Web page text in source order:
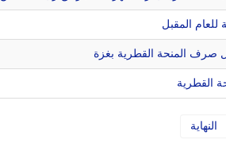
المقبل
صرف المنحة القطرية بغزة
القطرية
النهاية